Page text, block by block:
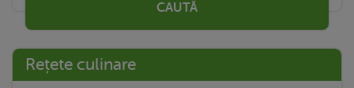
CAUTĂ
Rețete culinare